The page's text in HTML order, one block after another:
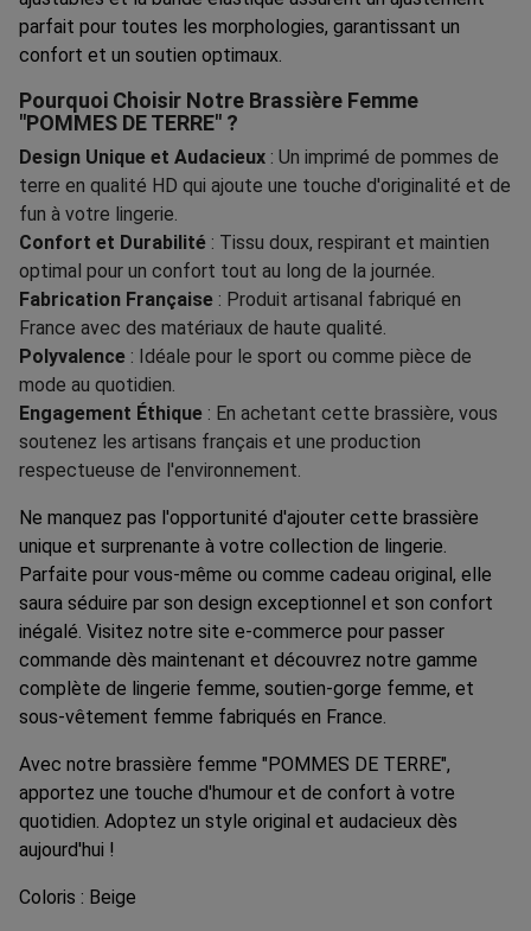
parfait pour toutes les morphologies, garantissant un
confort et un soutien optimaux.
Pourquoi Choisir Notre Brassière Femme
"POMMES DE TERRE" ?
Design Unique et Audacieux : Un imprimé de pommes de
terre en qualité HD qui ajoute une touche d'originalité et de
fun à votre lingerie.
Confort et Durabilité : Tissu doux, respirant et maintien
optimal pour un confort tout au long de la journée.
Fabrication Française : Produit artisanal fabriqué en
France avec des matériaux de haute qualité.
Polyvalence : Idéale pour le sport ou comme pièce de
mode au quotidien.
Engagement Éthique : En achetant cette brassière, vous
soutenez les artisans français et une production
respectueuse de l'environnement.
Ne manquez pas l'opportunité d'ajouter cette brassière
unique et surprenante à votre collection de lingerie.
Parfaite pour vous-même ou comme cadeau original, elle
saura séduire par son design exceptionnel et son confort
inégalé. Visitez notre site e-commerce pour passer
commande dès maintenant et découvrez notre gamme
complète de lingerie femme, soutien-gorge femme, et
sous-vêtement femme fabriqués en France.
Avec notre brassière femme "POMMES DE TERRE",
apportez une touche d'humour et de confort à votre
quotidien. Adoptez un style original et audacieux dès
aujourd'hui !
Coloris : Beige